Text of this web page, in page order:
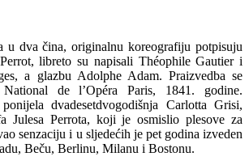
u dva čina, originalnu koreografiju potpisuju
libreto su napisali Théophile Gautier i
a glazbu Adolphe Adam. Praizvedba se
de l’Opéra Paris, 1841. godine.
dvadesetdvogodišnja Carlotta Grisi,
Julesa Perrota, koji je osmislio plesove za
senzaciju i u sljedećih je pet godina izveden
Beču, Berlinu, Milanu i Bostonu.